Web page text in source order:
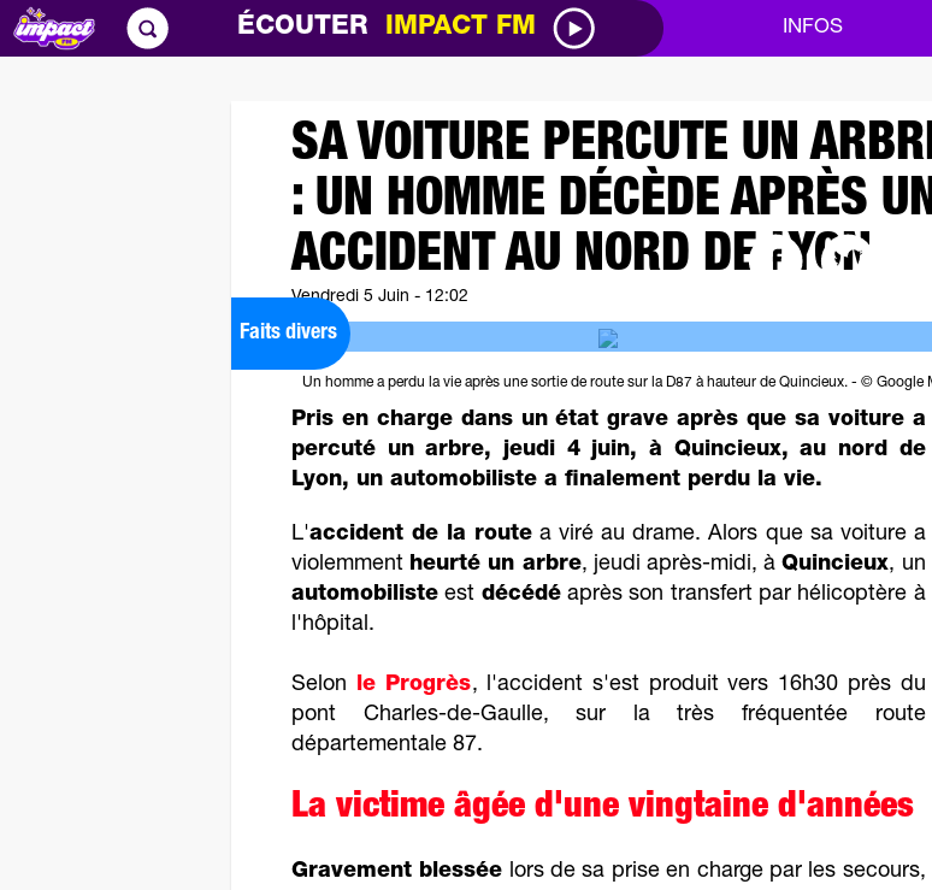
ÉCOUTER IMPACT FM INFOS
SA VOITURE PERCUTE UN
: UN HOMME DÉCÈDE APRÈS
ACCIDENT AU NORD DE LYON
Vendredi 5 Juin - 12:02
Faits divers
Un homme a perdu la vie après une sortie de route sur la D87 à hauteur de Quincieux. - © Google
Pris en charge dans un état grave après que sa voiture a
percuté un arbre, jeudi 4 juin, à Quincieux, au nord de
Lyon, un automobiliste a finalement perdu la vie.
L'accident de la route a viré au drame. Alors que sa voiture a
violemment heurté un arbre, jeudi après-midi, àQuincieux, un
automobiliste est décédéaprès son transfert par hélicoptère à
l'hôpital.
Selon le Progrès, l'accident s'est produit vers 16h30 près du
pont Charles-de-Gaulle, sur la très fréquentée route
départementale 87.
La victime âgée d'une vingtaine d'années
Gravement blessée lors de sa prise en charge par les secours,